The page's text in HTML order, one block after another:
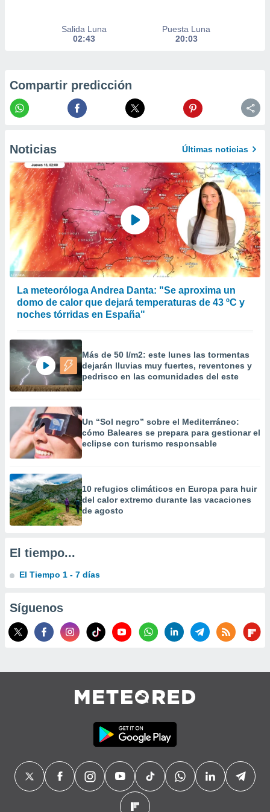
un
o acceder
datos
perfiles
utilizar
crear un
contenido
medir el
el
del
de
o a través
de
de
de
uso de
con el
e
de
Salida Luna
02:43
Puesta Luna
20:03
Compartir predicción
Noticias Últimas noticias
La meteoróloga Andrea Danta: "Se aproxima un
domo de calor que dejará temperaturas de 43 ºC y
noches tórridas en España"
Más de 50 l/m2: este lunes las tormentas
dejarán lluvias muy fuertes, reventones y
pedrisco en las comunidades del este
Un “Sol negro” sobre el Mediterráneo:
cómo Baleares se prepara para gestionar el
eclipse con turismo responsable
10 refugios climáticos en Europa para huir
del calor extremo durante las vacaciones
de agosto
El tiempo...
El Tiempo 1 - 7 días
Síguenos